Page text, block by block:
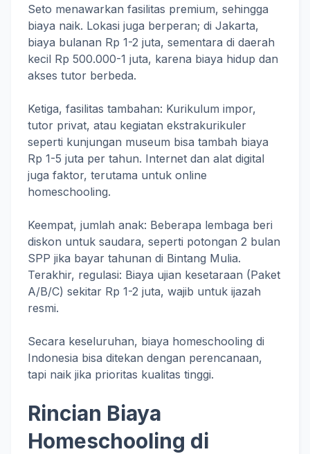
Seto menawarkan fasilitas premium, sehingga
biaya naik. Lokasi juga berperan; di Jakarta,
biaya bulanan Rp 1-2 juta, sementara di daerah
kecil Rp 500.000-1 juta, karena biaya hidup dan
akses tutor berbeda.
Ketiga, fasilitas tambahan: Kurikulum impor,
tutor privat, atau kegiatan ekstrakurikuler
seperti kunjungan museum bisa tambah biaya
Rp 1-5 juta per tahun. Internet dan alat digital
juga faktor, terutama untuk online
homeschooling.
Keempat, jumlah anak: Beberapa lembaga beri
diskon untuk saudara, seperti potongan 2 bulan
SPP jika bayar tahunan di Bintang Mulia.
Terakhir, regulasi: Biaya ujian kesetaraan (Paket
A/B/C) sekitar Rp 1-2 juta, wajib untuk ijazah
resmi.
Secara keseluruhan, biaya homeschooling di
Indonesia bisa ditekan dengan perencanaan,
tapi naik jika prioritas kualitas tinggi.
Rincian Biaya
Homeschooling di